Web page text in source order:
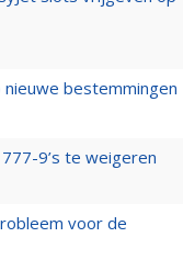
nieuwe bestemmingen
9’s te weigeren
voor de